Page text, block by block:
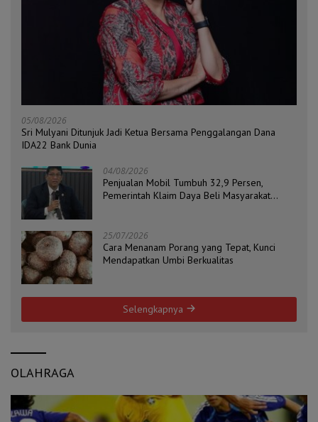
05/08/2026
Sri Mulyani Ditunjuk Jadi Ketua Bersama Penggalangan Dana
IDA22 Bank Dunia
04/08/2026
Penjualan Mobil Tumbuh 32,9 Persen,
Pemerintah Klaim Daya Beli Masyarakat
25/07/2026
Cara Menanam Porang yang Tepat, Kunci
Mendapatkan Umbi Berkualitas
Selengkapnya
OLAHRAGA